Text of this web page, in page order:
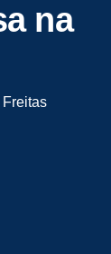
na
Freitas